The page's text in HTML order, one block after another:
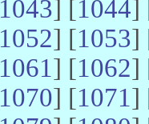
1043] [1044]
1052] [1053]
1061] [1062]
1070] [1071]